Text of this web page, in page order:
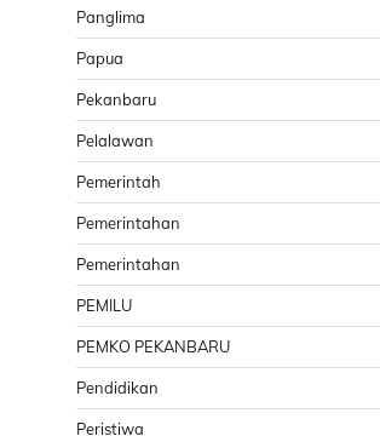
Panglima
Papua
Pekanbaru
Pelalawan
Pemerintah
Pemerintahan
Pemerintahan
PEMILU
PEMKO PEKANBARU
Pendidikan
Peristiwa